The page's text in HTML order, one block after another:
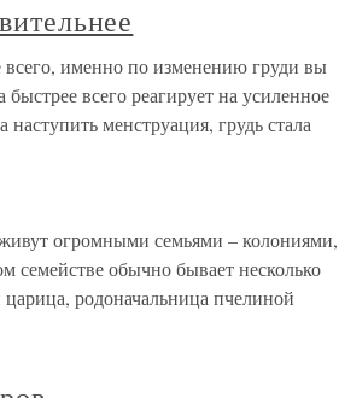
всего, именно по изменению груди вы
всего реагирует на усиленное
менструация, грудь стала
огромными семьями – колониями,
семействе обычно бывает несколько
родоначальница пчелиной